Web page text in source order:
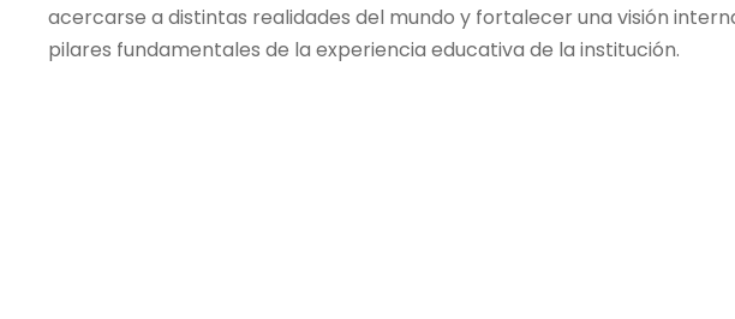
acercarse a distintas realidades del mundo y fortalecer una visión
pilares fundamentales de la experiencia educativa de la institución.